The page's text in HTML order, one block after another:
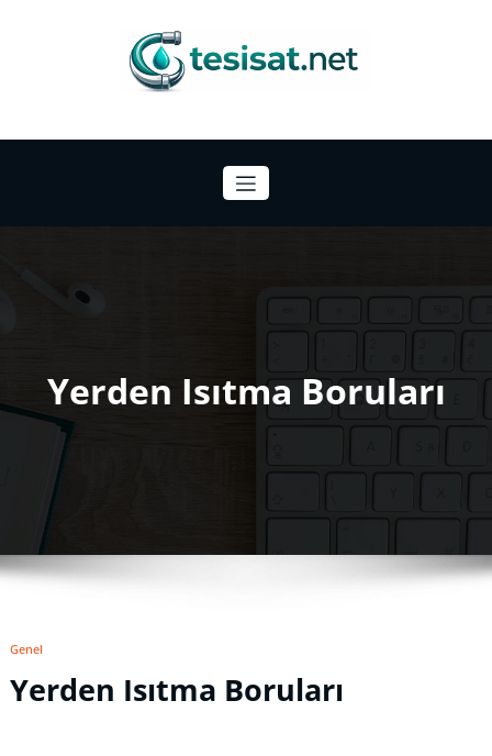
Yerden Isıtma Boruları
Genel
Yerden Isıtma Boruları